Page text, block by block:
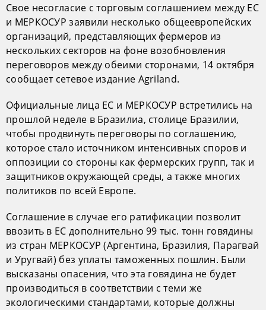
Свое несогласие с торговым соглашением между ЕС
и МЕРКОСУР заявили несколько общеевропейских
организаций, представляющих фермеров из
нескольких секторов на фоне возобновления
переговоров между обеими сторонами, 14 октября
сообщает сетевое издание Agriland.
Официальные лица ЕС и МЕРКОСУР встретились на
прошлой неделе в Бразилиа, столице Бразилии,
чтобы продвинуть переговоры по соглашению,
которое стало источником интенсивных споров и
оппозиции со стороны как фермерских групп, так и
защитников окружающей среды, а также многих
политиков по всей Европе.
Соглашение в случае его ратификации позволит
ввозить в ЕС дополнительно 99 тыс. тонн говядины
из стран МЕРКОСУР (Аргентина, Бразилия, Парагвай
и Уругвай) без уплаты таможенных пошлин. Были
высказаны опасения, что эта говядина не будет
производиться в соответствии с теми же
экологическими стандартами, которые должны